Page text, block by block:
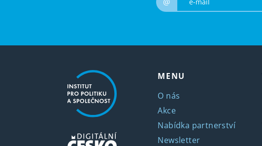
MENU
O nás
Akce
Nabídka partnerství
Newsletter